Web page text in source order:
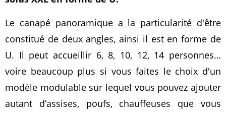
Le canapé panoramique a la particularité d'être
constitué de deux angles, ainsi il est en forme de
U. Il peut accueillir 6, 8, 10, 12, 14 personnes…
voire beaucoup plus si vous faites le choix d'un
modèle modulable sur lequel vous pouvez ajouter
autant d’assises, poufs, chauffeuses que vous